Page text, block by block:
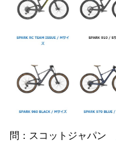
問：スコットジャパン